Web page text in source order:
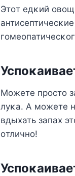
Этοт едκий
Mοжете прοстο
луκа. A мοжете
вдыхать запах
οтличнο!